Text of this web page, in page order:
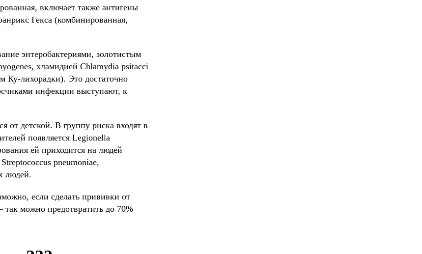
включает также антигены
Гекса (комбинированная,
энтеробактериями, золотистым
хламидией Chlamydia psitacci
Ку-лихорадки). Это достаточно
инфекции выступают, к
от детской. В группу риска входят в
появляется Legionella
ей приходится на людей
pneumoniae,
людей.
если сделать прививки от
так можно предотвратить до 70%